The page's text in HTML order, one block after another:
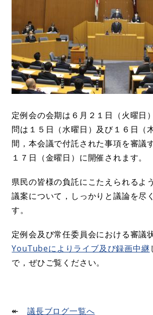
定例会の会期は６月２１日（火曜日
問は１５日（水曜日）及び１６日（
間，本会議で付託された事項を審議
１７日（金曜日）に開催されます。
県民の皆様の負託にこたえられるよ
議案について，しっかりと議論を尽
す。
定例会及び常任委員会における審議
YouTubeによりライブ及び録画中継
で，ぜひご覧ください。
↞議長ブログ一覧へ